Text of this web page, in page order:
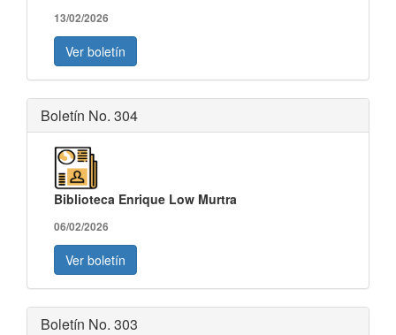
13/02/2026
Ver boletín
Boletín No. 304
Biblioteca Enrique Low Murtra
06/02/2026
Ver boletín
Boletín No. 303